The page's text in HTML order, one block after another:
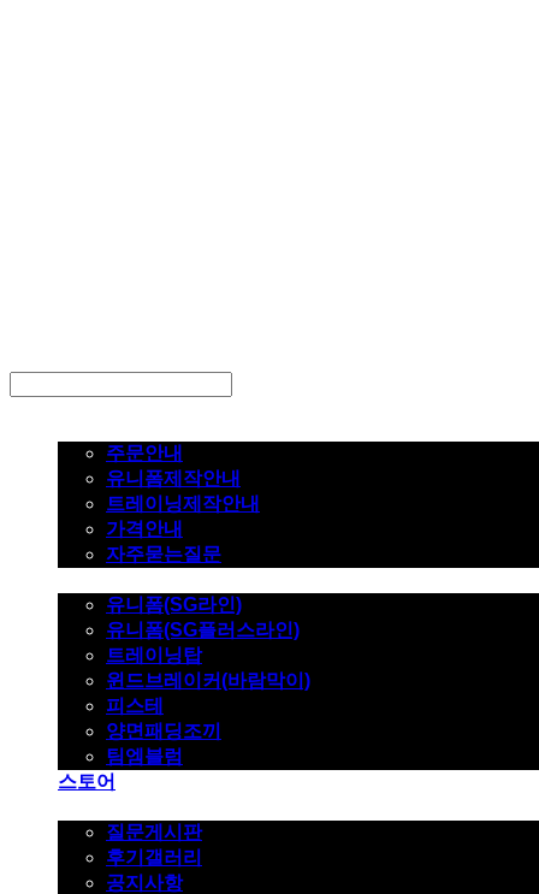
주문안내
유니폼제작안내
트레이닝제작안내
가격안내
자주묻는질문
유니폼(SG라인)
유니폼(SG플러스라인)
트레이닝탑
윈드브레이커(바람막이)
피스테
양면패딩조끼
팀엠블럼
스토어
질문게시판
후기갤러리
공지사항